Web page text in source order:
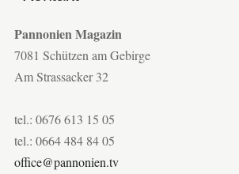
Pannonien Magazin
7081 Schützen am Gebirge
Am Strassacker 32
tel.: 0676 613 15 05
tel.: 0664 484 84 05
office@pannonien.tv